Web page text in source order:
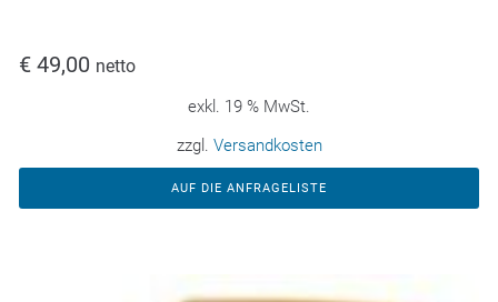
€ 49,00 netto
exkl. 19 % MwSt.
zzgl. Versandkosten
AUF DIE ANFRAGELISTE